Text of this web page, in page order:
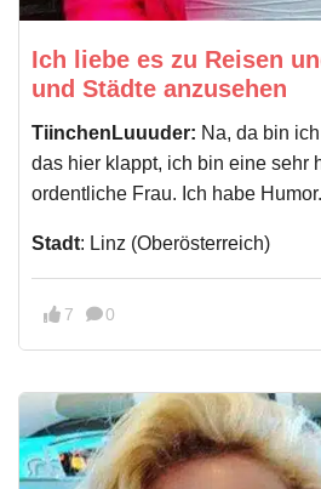
Ich liebe es zu Reisen
und Städte anzusehen
TiinchenLuuuder: Na, da bin
das hier klappt, ich bin eine sehr
ordentliche Frau. Ich habe
Stadt: Linz (Oberösterreich)
7 0